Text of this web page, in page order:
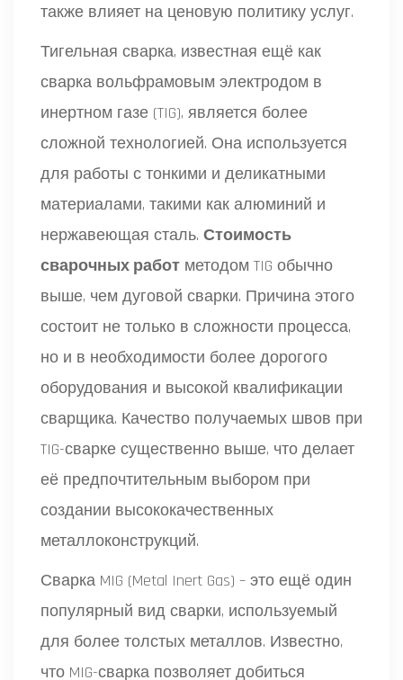
также влияет на ценовую политику услуг.
Тигельная сварка, известная ещё как
сварка вольфрамовым электродом в
инертном газе (TIG), является более
сложной технологией. Она используется
для работы с тонкими и деликатными
материалами, такими как алюминий и
нержавеющая сталь. Стоимость
сварочных работ методом TIG обычно
выше, чем дуговой сварки. Причина этого
состоит не только в сложности процесса,
но и в необходимости более дорогого
оборудования и высокой квалификации
сварщика. Качество получаемых швов при
TIG-сварке существенно выше, что делает
её предпочтительным выбором при
создании высококачественных
металлоконструкций.
Сварка MIG (Metal Inert Gas) – это ещё один
популярный вид сварки, используемый
для более толстых металлов. Известно,
что MIG-сварка позволяет добиться